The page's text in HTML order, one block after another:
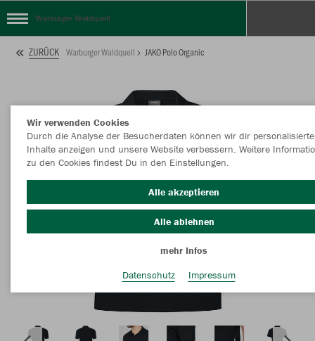
Warburger Waldquell
ZURÜCK Warburger Waldquell JAKO Polo Organic
Wir verwenden Cookies
Durch die Analyse der Besucherdaten können wir dir personalisierte
Inhalte anzeigen und unsere Website verbessern. Weitere
zu den Cookies findest Du in den Einstellungen.
Alle akzeptieren
Alle ablehnen
mehr Infos
Datenschutz
Impressum